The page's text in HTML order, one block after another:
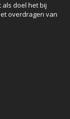
doel het bij
overdragen van